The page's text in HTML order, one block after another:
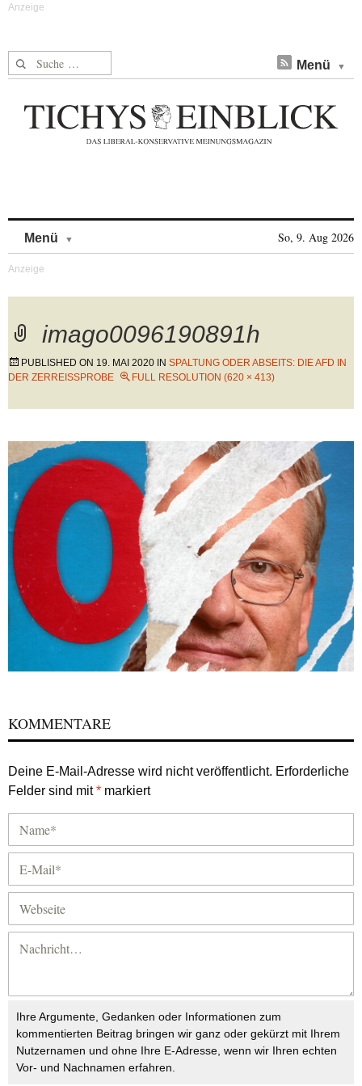
Suche nach: Menü
Menü So, 9. Aug 2026
imago0096190891h
PUBLISHED ON 19. MAI 2020 IN SPALTUNG ODER ABSEITS: DIE AFD IN
DER ZERREISSPROBE
FULL RESOLUTION (620 × 413)
KOMMENTARE
Deine E-Mail-Adresse wird nicht veröffentlicht. Erforderliche
Felder sind mit* markiert
Ihre Argumente, Gedanken oder Informationen zum
kommentierten Beitrag bringen wir ganz oder gekürzt mit Ihrem
Nutzernamen und ohne Ihre E-Adresse, wenn wir Ihren echten
Vor- und Nachnamen erfahren.